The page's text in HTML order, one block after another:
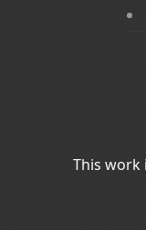
This work